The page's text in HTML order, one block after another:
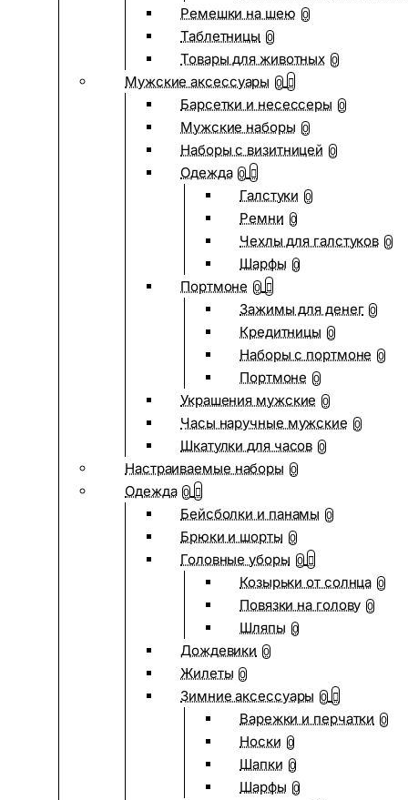
Ремешки на шею 0
Таблетницы 0
Товары для животных 0
Мужские аксессуары 0
Барсетки и несессеры 0
Мужские наборы 0
Наборы с визитницей 0
Одежда 0
Галстуки 0
Ремни 0
Чехлы для галстуков 0
Шарфы 0
Портмоне 0
Зажимы для денег 0
Кредитницы 0
Наборы с портмоне 0
Портмоне 0
Украшения мужские 0
Часы наручные мужские 0
Шкатулки для часов 0
Настраиваемые наборы 0
Одежда 0
Бейсболки и панамы 0
Брюки и шорты 0
Головные уборы 0
Козырьки от солнца 0
Повязки на голову 0
Шляпы 0
Дождевики 0
Жилеты 0
Зимние аксессуары 0
Варежки и перчатки 0
Носки 0
Шапки 0
Шарфы 0